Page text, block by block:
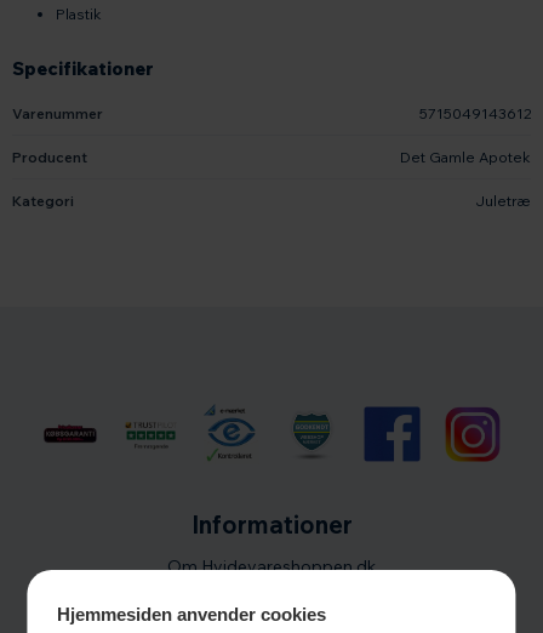
Hjemmesiden anvender cookies
Specifikationer
Varenummer 5715049143612
Producent Det Gamle Apotek
Kategori Juletræ
Plastik
Informationer
Om Hvidevareshoppen.dk
Trustpilot